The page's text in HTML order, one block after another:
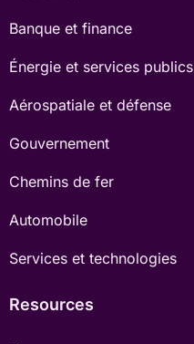
Banque et finance
Énergie et services publics
Aérospatiale et défense
Gouvernement
Chemins de fer
Automobile
Services et technologies
Resources